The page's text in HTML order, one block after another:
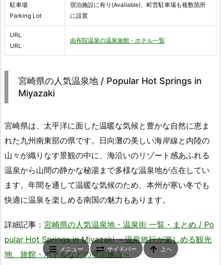
駐車場
Parking Lot
宿泊施設に有り(Available)、町営駐車場も複数箇所
に設置
URL
URL
由布院温泉の温泉旅館・ホテル一覧
宮崎県の人気温泉地 / Popular Hot Springs in
Miyazaki
宮崎県は、太平洋に面した温暖な気候と豊かな自然に恵ま
れた九州南東部の県です。日向灘の美しい海岸線と内陸の
山々が織りなす景観の中に、海沿いのリゾート感あふれる
温泉から山間の静かな秘湯まで多様な温泉地が点在してい
ます。年間を通して温暖な気候のため、本州が寒い冬でも
快適に温泉を楽しめる南国の魅力もあります。
詳細記事： 宮崎県の人気温泉地・温泉街 一覧・まとめ / Po
pular Hot Springs in Miyazaki ～温泉旅行が楽しめる観光
地、旅館・ホテルなどの宿泊施設～
メニュー サイドバー 上へ